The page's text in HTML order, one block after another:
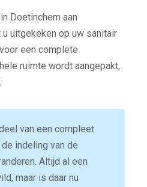
Doetinchem aan
uitgekeken op uw sanitair
een complete
ruimte wordt aangepakt,
van een compleet
indeling van de
Altijd al een
maar is daar nu